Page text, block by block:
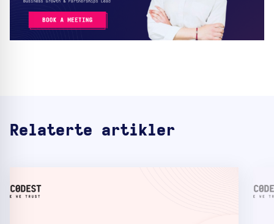
Relaterte artikler